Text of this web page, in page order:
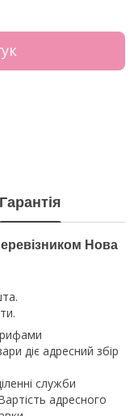
Гарантія
Нова
діє адресний збір
служби
адресного